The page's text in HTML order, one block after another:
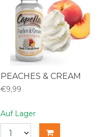
PEACHES & CREAM
€9,99
Auf Lager